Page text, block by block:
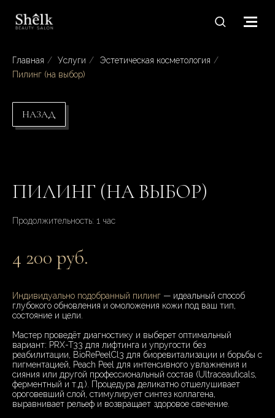
Главная / Услуги / Эстетическая косметология /
Пилинг (на выбор)
НАЗАД
ПИЛИНГ (НА ВЫБОР)
Продолжительность: 1 час
4 200 руб.
Индивидуально подобранный пилинг — идеальный способ
глубокого обновления и омоложения кожи под ваш тип,
состояние и цели.
Мастер проведёт диагностику и выберет оптимальный
вариант: PRX-T33 для лифтинга и упругости без
реабилитации, BioRePeelCl3 для биоревитализации и борьбы с
пигментацией, Peach Peel для интенсивного увлажнения и
сияния или другой профессиональный состав (Ultraceauticals,
ферментный и т.д.). Процедура деликатно отшелушивает
ороговевший слой, стимулирует синтез коллагена,
выравнивает рельеф и возвращает здоровое свечение.